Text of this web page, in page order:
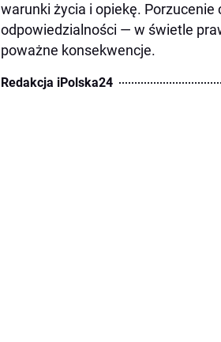
warunki życia i opiekę.
odpowiedzialności — w świetle
poważne konsekwencje.
Redakcja iPolska24